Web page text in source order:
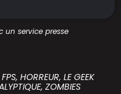
un service presse
FPS, HORREUR, LE GEEK
, ZOMBIES